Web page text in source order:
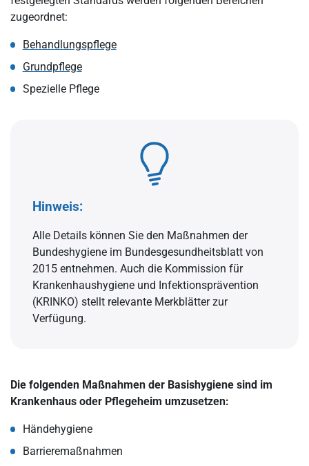
zugeordnet:
Behandlungspflege
Grundpflege
Spezielle Pflege
Hinweis:
Alle Details können Sie den Maßnahmen der
Bundeshygiene im Bundesgesundheitsblatt von
2015 entnehmen. Auch die Kommission für
Krankenhaushygiene und Infektionsprävention
(KRINKO) stellt relevante Merkblätter zur
Verfügung.
Die folgenden Maßnahmen der Basishygiene sind im
Krankenhaus oder Pflegeheim umzusetzen:
Händehygiene
Barrieremaßnahmen